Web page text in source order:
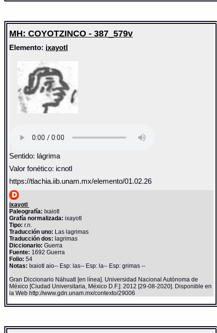
MH: COYOTZINCO - 387_579v
Elemento: ixayotl
Sentido: lágrima
Valor fonético: icnotl
https://tlachia.iib.unam.mx/elemento/01.02.26
ixayotl
Paleografía: Ixaiotl
Grafía normalizada: ixayotl
Tipo: r.n.
Traducción uno: Las lagrimas
Traducción dos: lagrimas
Diccionario:Guerra
Fuente: 1692 Guerra
Folio: 54
Notas: Ixaiotl aio-- Esp: las-- Esp: la-- Esp: grimas --
Gran Diccionario Náhuatl [en línea]. Universidad Nacional Autónoma de
México [Ciudad Universitaria, México D.F.]: 2012 [29-08-2020]. Disponible en
la Web http://www.gdn.unam.mx/contexto/29006